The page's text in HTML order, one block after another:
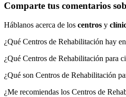
Comparte tus comentarios
Háblanos acerca de los centros y
¿Qué Centros de Rehabilitación hay
¿Qué Centros de Rehabilitación para
¿Qué son Centros de Rehabilitación
¿Me recomiendas los Centros de